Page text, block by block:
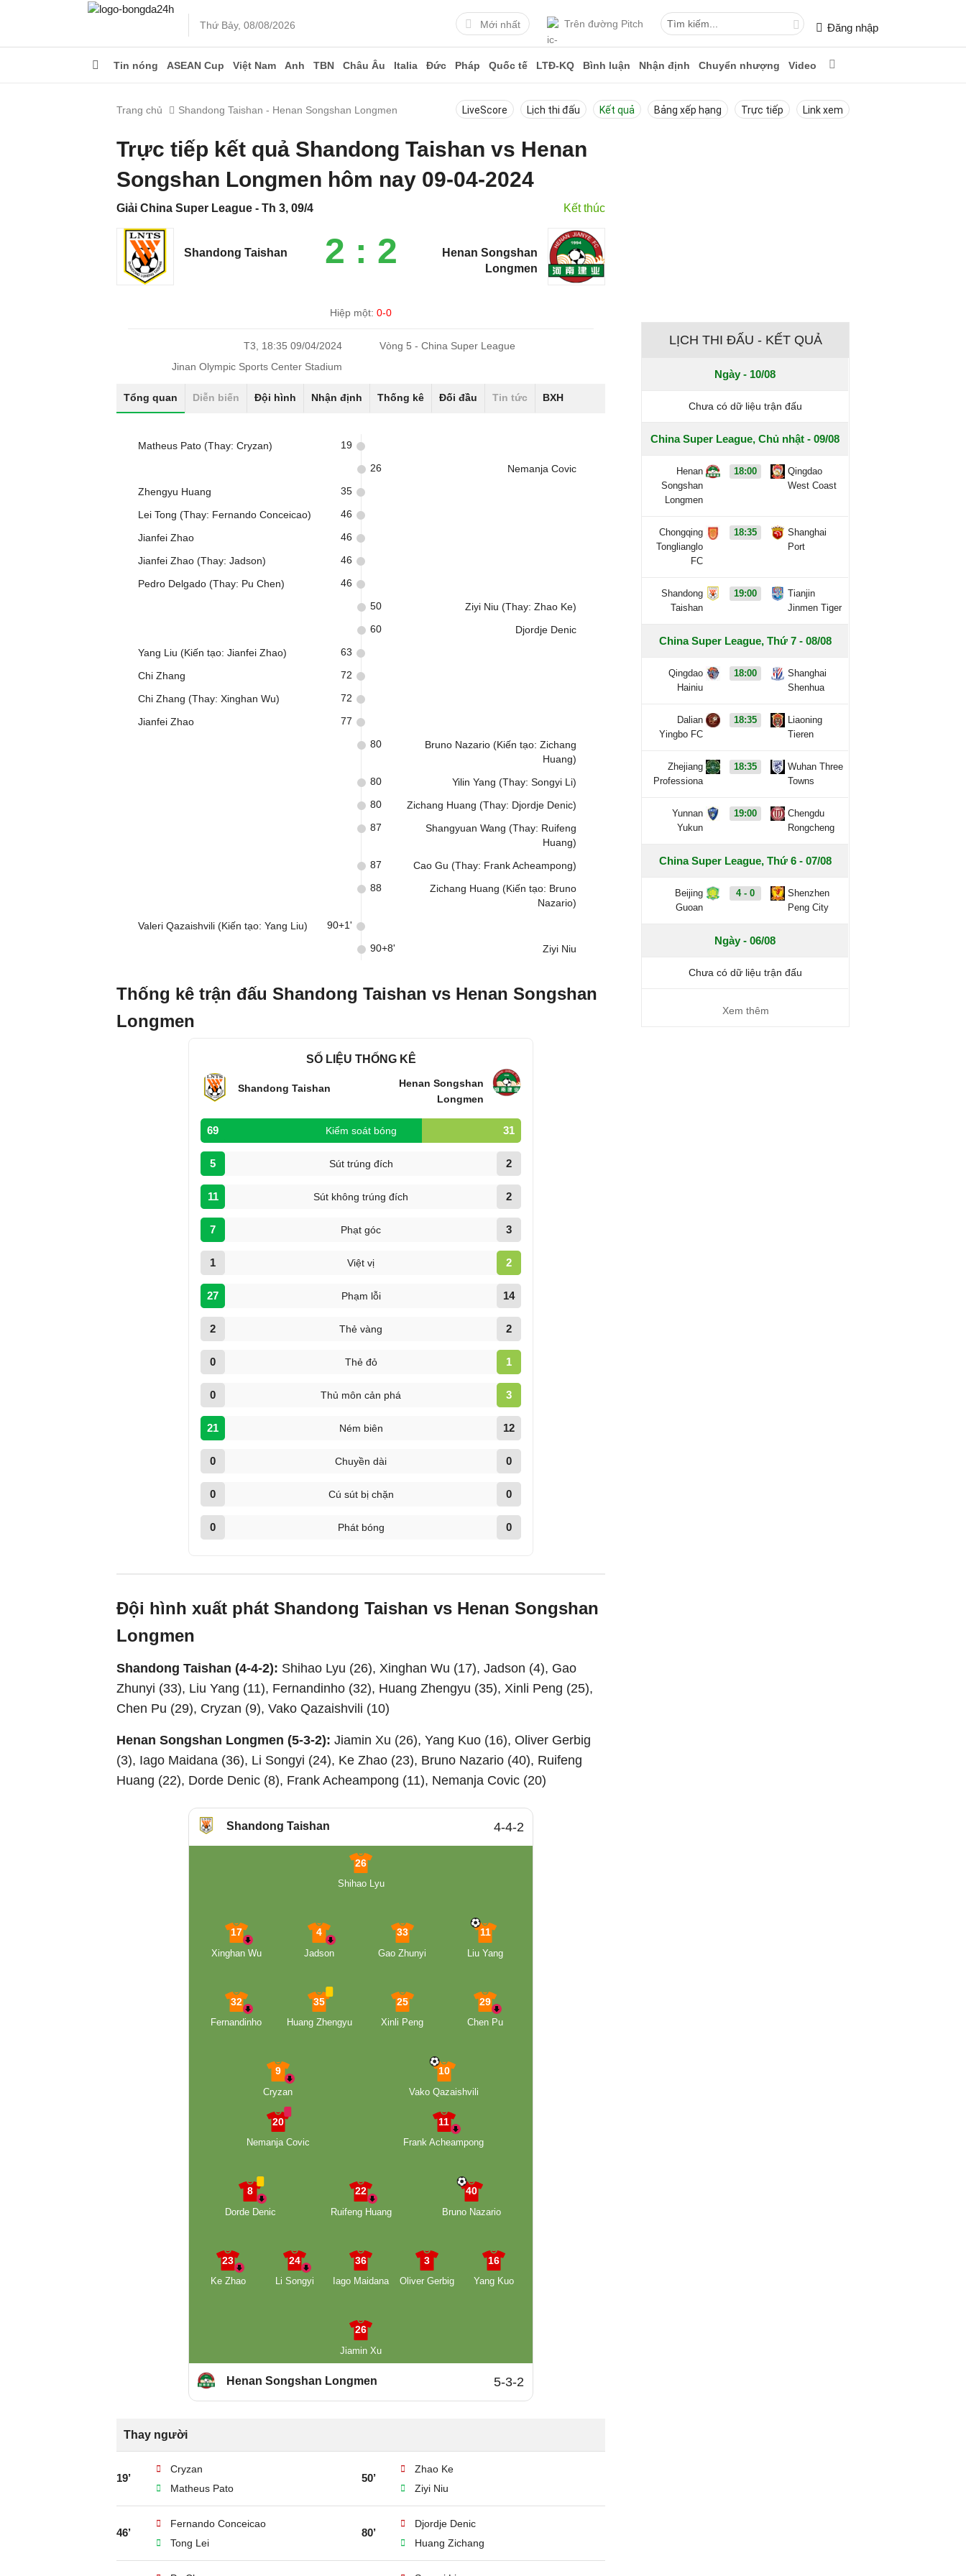
Thứ Bảy, 08/08/2026 Mới nhất Trên đường Pitch Đăng nhập
Tin nóng ASEAN Cup Việt Nam Anh TBN Châu Âu Italia Đức Pháp Quốc tế LTĐ-KQ Bình luận Nhận định Chuyển nhượng Video
Trang chủ Shandong Taishan - Henan Songshan Longmen LiveScore Lịch thi đấu Kết quả Bảng xếp hạng Trực tiếp Link xem
Trực tiếp kết quả Shandong Taishan vs Henan
Songshan Longmen hôm nay 09-04-2024
Giải China Super League - Th 3, 09/4 Kết thúc
Shandong Taishan 2 : 2
Henan Songshan
Longmen
Hiệp một:0-0
T3, 18:35 09/04/2024
Vòng 5 - China Super League
Jinan Olympic Sports Center Stadium
Tổng quan Diễn biến Đội hình Nhận định Thống kê Đối đầu Tin tức BXH
Matheus Pato (Thay: Cryzan) 19
Nemanja Covic
26
Zhengyu Huang 35
Lei Tong (Thay: Fernando Conceicao) 46
Jianfei Zhao 46
Jianfei Zhao (Thay: Jadson) 46
Pedro Delgado (Thay: Pu Chen) 46
Ziyi Niu (Thay: Zhao Ke)
50
Djordje Denic
60
Yang Liu (Kiến tạo: Jianfei Zhao) 63
Chi Zhang 72
Chi Zhang (Thay: Xinghan Wu) 72
Jianfei Zhao 77
Bruno Nazario (Kiến tạo: Zichang
Huang)
80
Yilin Yang (Thay: Songyi Li)
80
Zichang Huang (Thay: Djordje Denic)
80
Shangyuan Wang (Thay: Ruifeng
Huang)
87
Cao Gu (Thay: Frank Acheampong)
87
Zichang Huang (Kiến tạo: Bruno
Nazario)
88
Valeri Qazaishvili (Kiến tạo: Yang Liu) 90+1'
Ziyi Niu
90+8'
Thống kê trận đấu Shandong Taishan vs Henan Songshan
Longmen
SỐ LIỆU THỐNG KÊ
Shandong Taishan
Henan Songshan
Longmen
69 Kiểm soát bóng 31
5 Sút trúng đích 2
11 Sút không trúng đích 2
7 Phạt góc 3
1 Việt vị 2
27 Phạm lỗi 14
2 Thẻ vàng 2
0 Thẻ đỏ 1
0 Thủ môn cản phá 3
21 Ném biên 12
0 Chuyền dài 0
0 Cú sút bị chặn 0
0 Phát bóng 0
Đội hình xuất phát Shandong Taishan vs Henan Songshan
Longmen
Shandong Taishan (4-4-2): Shihao Lyu (26), Xinghan Wu (17), Jadson (4), Gao
Zhunyi (33), Liu Yang (11), Fernandinho (32), Huang Zhengyu (35), Xinli Peng (25),
Chen Pu (29), Cryzan (9), Vako Qazaishvili (10)
Henan Songshan Longmen (5-3-2): Jiamin Xu (26), Yang Kuo (16), Oliver Gerbig
(3), Iago Maidana (36), Li Songyi (24), Ke Zhao (23), Bruno Nazario (40), Ruifeng
Huang (22), Dorde Denic (8), Frank Acheampong (11), Nemanja Covic (20)
Shandong Taishan 4-4-2
26
Shihao Lyu
17
Xinghan Wu
4
Jadson
33
Gao Zhunyi
11
Liu Yang
32
Fernandinho
35
Huang Zhengyu
25
Xinli Peng
29
Chen Pu
9
Cryzan
10
Vako Qazaishvili
20
Nemanja Covic
11
Frank Acheampong
8
Dorde Denic
22
Ruifeng Huang
40
Bruno Nazario
23
Ke Zhao
24
Li Songyi
36
Iago Maidana
3
Oliver Gerbig
16
Yang Kuo
26
Jiamin Xu
Henan Songshan Longmen 5-3-2
Thay người
19’
Cryzan
Matheus Pato
50’
Zhao Ke
Ziyi Niu
46’
Fernando Conceicao
Tong Lei
80’
Djordje Denic
Huang Zichang
LỊCH THI ĐẤU - KẾT QUẢ
Ngày - 10/08
Chưa có dữ liệu trận đấu
China Super League, Chủ nhật - 09/08
Henan
Songshan
Longmen
18:00
Qingdao
West Coast
Chongqing
Tonglianglo
FC
18:35
Shanghai
Port
Shandong
Taishan
19:00
Tianjin
Jinmen Tiger
China Super League, Thứ 7 - 08/08
Qingdao
Hainiu
18:00
Shanghai
Shenhua
Dalian
Yingbo FC
18:35
Liaoning
Tieren
Zhejiang
Professiona
18:35
Wuhan Three
Towns
Yunnan
Yukun
19:00
Chengdu
Rongcheng
China Super League, Thứ 6 - 07/08
Beijing
Guoan
4 - 0
Shenzhen
Peng City
Ngày - 06/08
Chưa có dữ liệu trận đấu
Xem thêm